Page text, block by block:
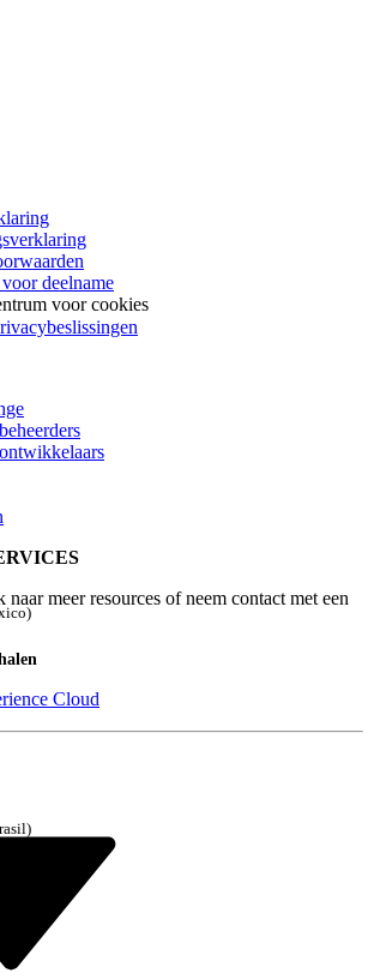
Alles wissen Gereed
Geen resultaten
deelname
voor cookies
meer resources of neem contact met een
Cloud